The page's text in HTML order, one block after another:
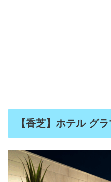
【香芝】ホテル グ